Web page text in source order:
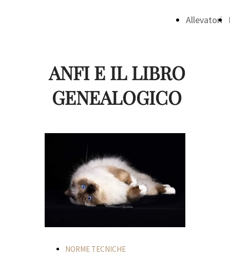
Allevatori
ANFI E IL LIBRO
GENEALOGICO
NORME TECNICHE